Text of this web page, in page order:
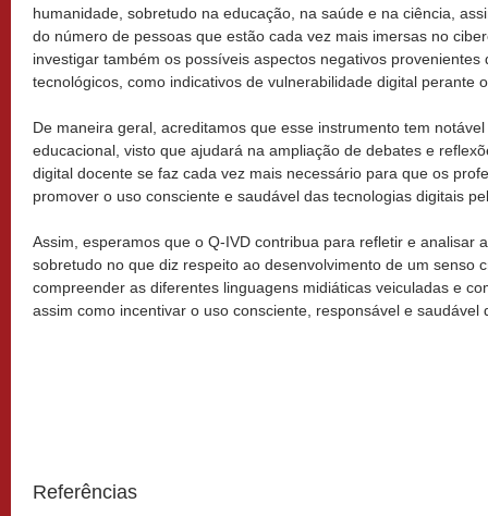
humanidade, sobretudo na educação, na saúde e na ciência,
do número de pessoas que estão cada vez mais imersas no
investigar também os possíveis aspectos negativos
tecnológicos, como indicativos de vulnerabilidade digital perante
De maneira geral, acreditamos que esse instrumento tem
educacional, visto que ajudará na ampliação de debates e
digital docente se faz cada vez mais necessário para que os
promover o uso consciente e saudável das tecnologias digitais
Assim, esperamos que o Q-IVD contribua para refletir e analisar
sobretudo no que diz respeito ao desenvolvimento de um senso
compreender as diferentes linguagens midiáticas veiculadas e
assim como incentivar o uso consciente, responsável e saudável
Referências